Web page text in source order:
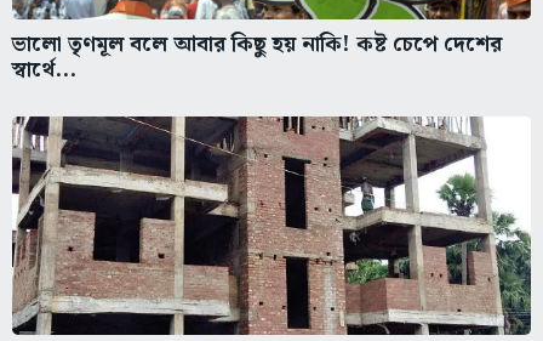
ভালো তৃণমূল বলে আবার কিছু হয় নাকি! কষ্ট চেপে দেশের
স্বার্থে...